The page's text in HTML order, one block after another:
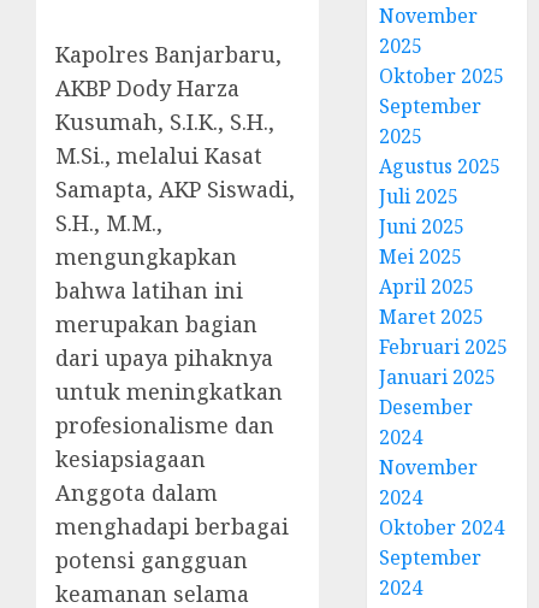
Kapolres Banjarbaru,
AKBP Dody Harza
Kusumah, S.I.K., S.H.,
M.Si., melalui Kasat
Samapta, AKP Siswadi,
S.H., M.M.,
mengungkapkan
bahwa latihan ini
merupakan bagian
dari upaya pihaknya
untuk meningkatkan
profesionalisme dan
kesiapsiagaan
Anggota dalam
menghadapi berbagai
potensi gangguan
keamanan selama
November
2025
Oktober 2025
September
2025
Agustus 2025
Juli 2025
Juni 2025
Mei 2025
April 2025
Maret 2025
Februari 2025
Januari 2025
Desember
2024
November
2024
Oktober 2024
September
2024